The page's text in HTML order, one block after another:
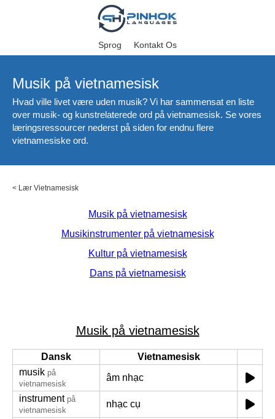
Sprog Kontakt Os
Musik på vietnamesisk
Hvad ville livet være uden musik? Vi har sammensat en liste
over musik- og kunstrelaterede ord på vietnamesisk. Se vores
læringsressourcer nederst på siden for endnu flere
vietnamesiske ord.
< Lær Vietnamesisk
Musik på vietnamesisk
Musikinstrumenter på vietnamesisk
Kultur på vietnamesisk
Dans på vietnamesisk
Musik på vietnamesisk
Dansk
Vietnamesisk
musik på
vietnamesisk
âm nhạc
instrument på
vietnamesisk
nhạc cụ